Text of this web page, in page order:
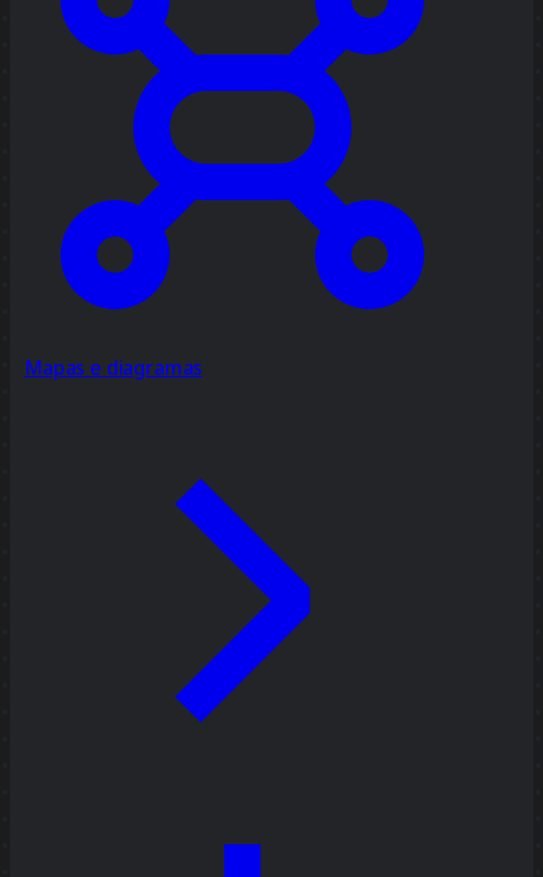
Mapas e diagramas